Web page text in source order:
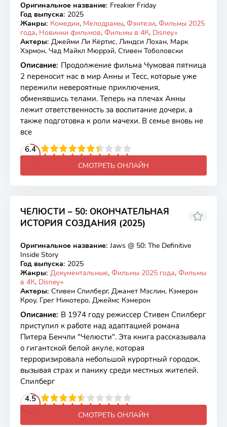
TS
Оригинальное название: Freakier Friday
Год выпуска: 2025
Жанры: Комедии, Мелодрамы, Фэнтези, Фильмы 2025
года, Новинки фильмов, Фильмы в 4К, Disney+
Актеры: Джейми Ли Кёртис, Линдси Лохан, Марк
Хэрмон, Чад Майкл Мюррэй, Стивен Тоболовски
Описание: Продолжение фильма Чумовая пятница
2 переносит нас в мир Анны и Тесс, которые уже
пережили невероятные приключения,
обменявшись телами. Теперь на плечах Анны
лежит ответственность за воспитание дочери, а
также подготовка к роли мачехи. В семье вновь не
все
6.4
4 5 6 7 8 9 10
СМОТРЕТЬ ОНЛАЙН
ЧЕЛЮСТИ – 50: ОКОНЧАТЕЛЬНАЯ
ИСТОРИЯ СОЗДАНИЯ (2025)
WEB-DL
Оригинальное название: Jaws @ 50: The Definitive
Inside Story
Год выпуска: 2025
Жанры: Документальные, Фильмы 2025 года, Фильмы
в 4К, Disney+
Актеры: Стивен Спилберг, Джанет Мэслин, Кэмерон
Кроу, Грег Никотеро, Джеймс Кэмерон
Описание: В 1974 году режиссер Стивен Спилберг
приступил к работе над адаптацией романа
Питера Бенчли "Челюсти". Эта книга рассказывала
о гигантской белой акуле, которая
терроризировала небольшой курортный городок,
вызывая страх и панику среди местных жителей.
Спилберг
4.5
4 5 6 7 8 9 10
СМОТРЕТЬ ОНЛАЙН